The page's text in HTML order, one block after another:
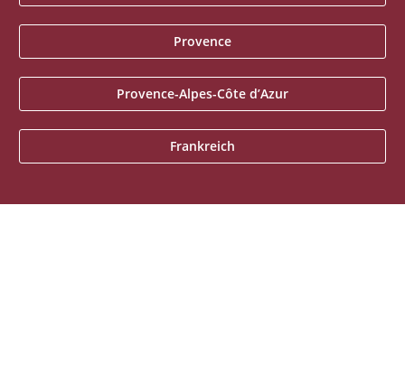
Provence
Provence-Alpes-Côte d’Azur
Frankreich